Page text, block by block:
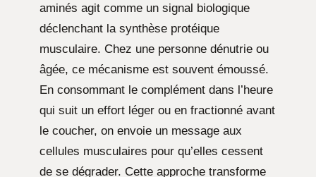
aminés agit comme un signal biologique
déclenchant la synthèse protéique
musculaire. Chez une personne dénutrie ou
âgée, ce mécanisme est souvent émoussé.
En consommant le complément dans l’heure
qui suit un effort léger ou en fractionné avant
le coucher, on envoie un message aux
cellules musculaires pour qu’elles cessent
de se dégrader. Cette approche transforme